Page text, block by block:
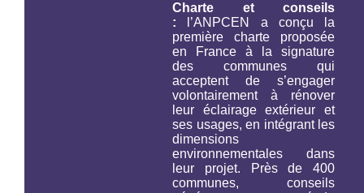
Charte et conseils
: l’ANPCEN a conçu la
première charte proposée
en France à la signature
des communes qui
acceptent de s’engager
volontairement à rénover
leur éclairage extérieur et
ses usages, en intégrant les
dimensions
environnementales dans
leur projet. Près de 400
communes, conseils